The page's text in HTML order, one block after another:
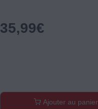
35,99€
Ajouter au panier